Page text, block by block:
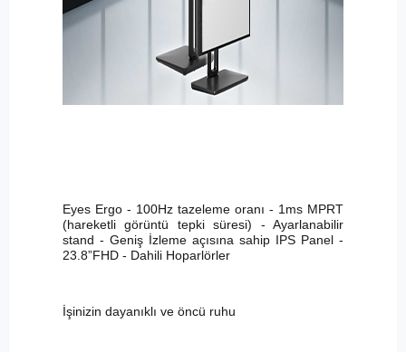
Eyes Ergo - 100Hz tazeleme oranı - 1ms MPRT
(hareketli görüntü tepki süresi) - Ayarlanabilir
stand - Geniş İzleme açısına sahip IPS Panel -
23.8”FHD - Dahili Hoparlörler
İşinizin dayanıklı ve öncü ruhu